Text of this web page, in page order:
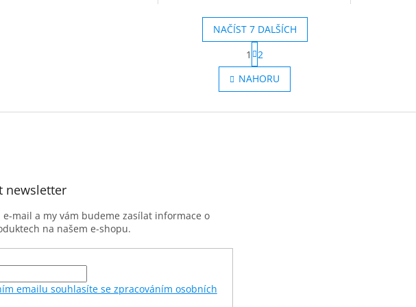
vpichy a malými...
O
v
l
d
NAČÍST 7 DALŠÍCH
S
t
r
á
n
o
1
2
NAHORU
newsletter
e-mail a my vám budeme zasílat informace o
na našem e-shopu.
emailu souhlasíte se zpracováním osobních